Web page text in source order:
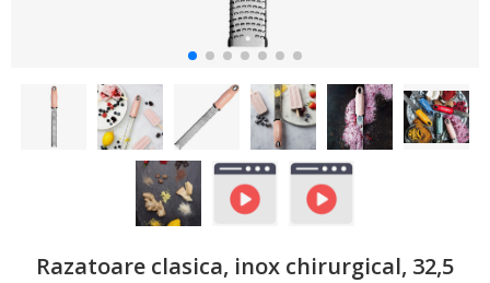
Razatoare clasica, inox chirurgical, 32,5